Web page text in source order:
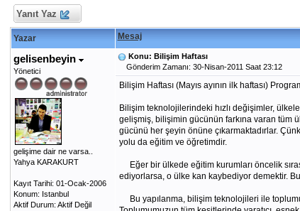
Yanıt Yaz
Yazar Mesaj
gelisenbeyin
Yönetici
gelişime dair ne varsa..
Yahya KARAKURT
Kayıt Tarihi: 01-Ocak-2006
Konum: Istanbul
Aktif Durum: Aktif Değil
Konu: Bilişim Haftası
Gönderim Zamanı: 30-Nisan-2011 Saat 23:12
Bilişim Haftası (Mayıs ayının ilk haftası)
Bilişim teknolojilerindeki hızlı değişimler,
gelişmiş, bilişimin gücünün farkına varan tüm
gücünü her şeyin önüne çıkarmaktadırlar.
yolu da eğitim ve öğretimdir.
Eğer bir ülkede eğitim kurumları öncelik
ediyorlarsa, o ülke kan kaybediyor demektir.
Bu yapılanma, bilişim teknolojileri ile